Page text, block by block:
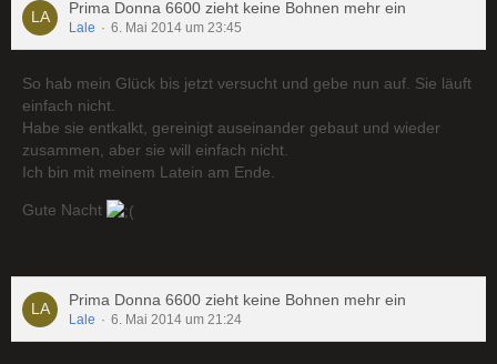
Prima Donna 6600 zieht keine Bohnen mehr ein
Lale 6. Mai 2014 um 23:45
So hab mein Glück bis jetzt versucht und gebe nun auf. Sie läuft
einfach nicht.
Habe sie entkalkt, gereinigt auseinander gebaut und wieder
zusammen, aber sie will einfach nicht.
Ich bin mit meinem Latein am Ende.
Gute Nacht
Prima Donna 6600 zieht keine Bohnen mehr ein
Lale 6. Mai 2014 um 21:24